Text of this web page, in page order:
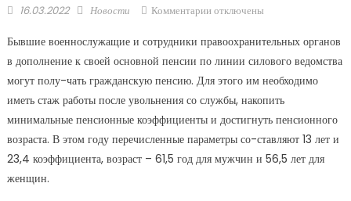
Posted
16.03.2022 Author
Новости Комментариик
Какие
выплаты
Пенсионного
фонда
положены
отставным
отключены
Бывшие военнослужащие и сотрудники правоохранительных органов
в дополнение к своей основной пенсии по линии силового ведомства
могут полу-чать гражданскую пенсию. Для этого им необходимо
иметь стаж работы после увольнения со службы, накопить
минимальные пенсионные коэффициенты и достигнуть пенсионного
возраста. В этом году перечисленные параметры со-ставляют 13 лет и
23,4 коэффициента, возраст – 61,5 год для мужчин и 56,5 лет для
женщин.